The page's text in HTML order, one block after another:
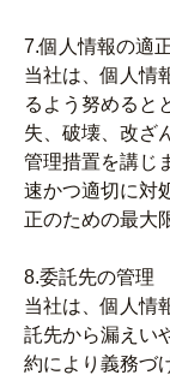
7.個人情報の適
当社は、個人情
るよう努めると
失、破壊、改ざ
管理措置を講じ
速かつ適切に対
正のための最大
8.委託先の管理
当社は、個人情
託先から漏えい
約により義務づ